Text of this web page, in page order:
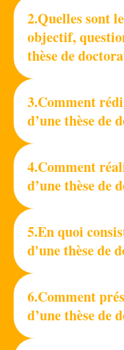
2.Quelles sont
objectif,
thèse de
3.Comment
d’une thèse de
4.Comment
d’une thèse de
5.En quoi
d'une thèse de
6.Comment
d’une thèse de